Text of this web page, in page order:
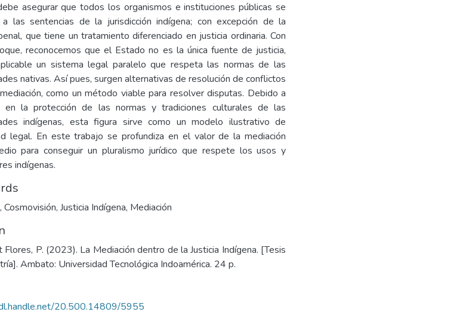
asegurar que todos los organismos e instituciones públicas se
a las sentencias de la jurisdicción indígena; con excepción de la
que tiene un tratamiento diferenciado en justicia ordinaria. Con
reconocemos que el Estado no es la única fuente de justicia,
un sistema legal paralelo que respeta las normas de las
nativas. Así pues, surgen alternativas de resolución de conflictos
como un método viable para resolver disputas. Debido a
la protección de las normas y tradiciones culturales de las
indígenas, esta figura sirve como un modelo ilustrativo de
legal. En este trabajo se profundiza en el valor de la mediación
para conseguir un pluralismo jurídico que respete los usos y
indígenas.
, Cosmovisión, Justicia Indígena, Mediación
Flores, P. (2023). La Mediación dentro de la Justicia Indígena. [Tesis
Ambato: Universidad Tecnológica Indoamérica. 24 p.
20.500.14809/5955